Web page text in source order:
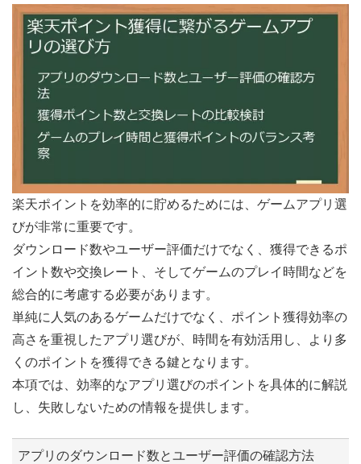
楽天ポイントを効率的に貯めるためには、ゲームアプリ選
びが非常に重要です。
ダウンロード数やユーザー評価だけでなく、獲得できるポ
イント数や交換レート、そしてゲームのプレイ時間などを
総合的に考慮する必要があります。
単純に人気のあるゲームだけでなく、ポイント獲得効率の
高さを重視したアプリ選びが、時間を有効活用し、より多
くのポイントを獲得できる鍵となります。
本項では、効率的なアプリ選びのポイントを具体的に解説
し、失敗しないための情報を提供します。
アプリのダウンロード数とユーザー評価の確認方法